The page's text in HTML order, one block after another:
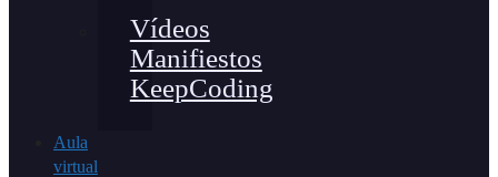
Vídeos
Manifiestos
KeepCoding
Aula
virtual